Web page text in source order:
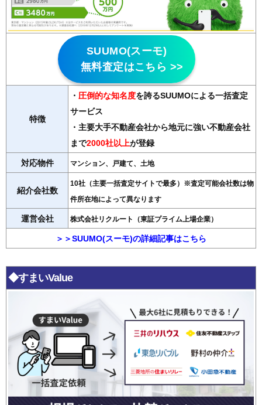
SUUMO(スーモ)
無料査定はこちら >>
特徴
・ 圧倒的な知名度を誇るSUUMOによる一括査定
サービス
・主要大手不動産会社から地元に強い不動産会社
まで2000社以上が登録
対応物件 マンション、戸建て、土地
紹介会社数
10社（主要一括査定サイトで最多）※査定可能会社数は物
件所在地によって異なります
運営会社 株式会社リクルート（東証プライム上場企業）
＞＞SUUMO(スーモ)の詳細記事はこちら
◆すまいValue